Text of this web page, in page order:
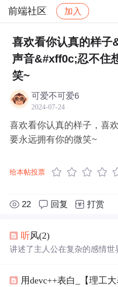
前端社区 加入
社区 前端社区 感慨
喜欢看你认真的样子
声音&#xff0c;忍不住
笑~
可爱不可爱6
2024-07-24
喜欢看你认真的样子，喜
要永远拥有你的微笑~
给本帖投票
22 回复 打赏
听风(2)
讲述了主人公在复杂的感情